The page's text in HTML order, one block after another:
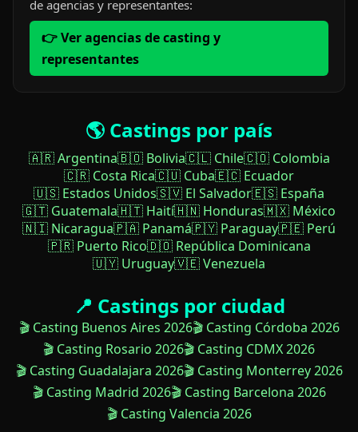
de agencias y representantes:
👉 Ver agencias de casting y
representantes
🌎 Castings por país
🇦🇷 Argentina🇧🇴 Bolivia🇨🇱 Chile🇨🇴 Colombia
🇨🇷 Costa Rica🇨🇺 Cuba🇪🇨 Ecuador
🇺🇸 Estados Unidos🇸🇻 El Salvador🇪🇸 España
🇬🇹 Guatemala🇭🇹 Haití🇭🇳 Honduras🇲🇽 México
🇳🇮 Nicaragua🇵🇦 Panamá🇵🇾 Paraguay🇵🇪 Perú
🇵🇷 Puerto Rico🇩🇴 República Dominicana
🇺🇾 Uruguay🇻🇪 Venezuela
📍 Castings por ciudad
🎬 Casting Buenos Aires 2026🎬 Casting Córdoba 2026
🎬 Casting Rosario 2026🎬 Casting CDMX 2026
🎬 Casting Guadalajara 2026🎬 Casting Monterrey 2026
🎬 Casting Madrid 2026🎬 Casting Barcelona 2026
🎬 Casting Valencia 2026